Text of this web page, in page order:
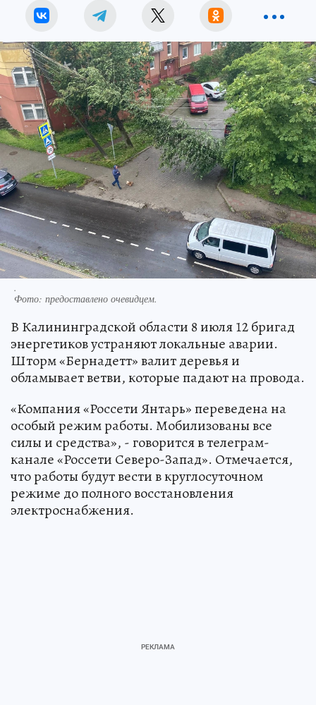
.
Фото: предоставлено очевидцем.
В Калининградской области 8 июля 12 бригад
энергетиков устраняют локальные аварии.
Шторм «Бернадетт» валит деревья и
обламывает ветви, которые падают на провода.
«Компания «Россети Янтарь» переведена на
особый режим работы. Мобилизованы все
силы и средства», - говорится в телеграм-
канале «Россети Северо-Запад». Отмечается,
что работы будут вести в круглосуточном
режиме до полного восстановления
электроснабжения.